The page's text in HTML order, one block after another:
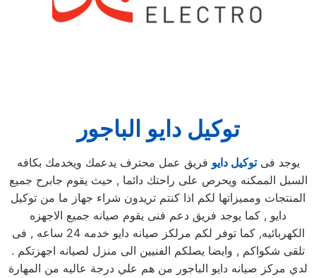
توكيل دايو الباجور
يوجد فىتوكيل دايو فريق عمل محترف يدعمك ويخدمك بكافه
السبل الممكنه ويحرص على راحتك دائما , حيث يقوم جابرح جميع
المنتجات ومميزاتها لكم اذا كنتم تريدون شراء جهاز ما من توكيل
دايو , كما يوجد فريق دعم فنى يقوم صيانه جميع الاجهزه
الكهربائيه, كما توفر لكم مرلكز صيانه دايو خدمه 24 ساعه , فى
تلقى شكواكم , وايضا يصلكم الفنيين الى منزل لصيانه اجهزتكم .
لدي مركز صيانه دايو الباجور من هم علي درجة عاليه من المهارة